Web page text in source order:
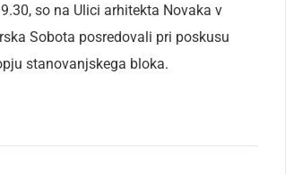
so na Ulici arhitekta Novaka v
Sobota posredovali pri poskusu
stanovanjskega bloka.